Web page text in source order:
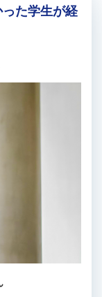
た学生が経